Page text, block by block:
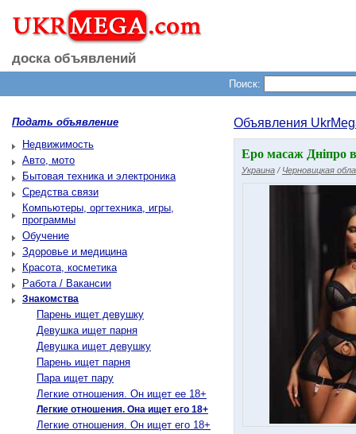
доска объявлений
Поиск:
Подать объявление
Недвижимость
Авто, мото
Бытовая техника и электроника
Средства связи
Компьютеры, оргтехника, игры,
программы
Обучение
Здоровье и медицина
Красота, косметика
Работа / Вакансии
Знакомства
Парень ищет девушку
Девушка ищет парня
Девушка ищет девушку
Парень ищет парня
Пара ищет пару
Легкие отношения. Он ищет ее 18+
Легкие отношения. Она ищет его 18+
Легкие отношения. Он ищет его 18+
Объявления
Еро масаж Дніпро
Украина / Черновицкая